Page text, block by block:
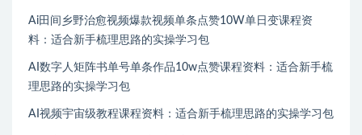
Ai田间乡野治愈视频爆款视频单条点赞10W单日变课程资
料：适合新手梳理思路的实操学习包
AI数字人矩阵书单号单条作品10w点赞课程资料：适合新手梳
理思路的实操学习包
AI视频宇宙级教程课程资料：适合新手梳理思路的实操学习包